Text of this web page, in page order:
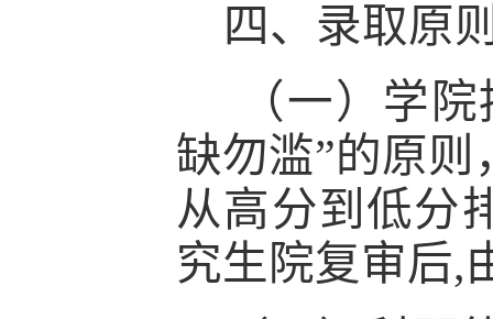
四、录取原
（一）学
缺勿滥”的原则
从高分到低分
究生院复审后,